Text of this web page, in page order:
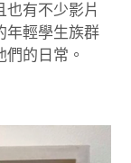
有不少影片
年輕學生族群
的日常。